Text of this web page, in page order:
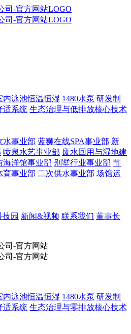
内泳池恒温恒湿 1480水泵 研发制
适系统 生态治理与低排放核心技术
水事业部 蓝狮在线SPA事业部 新
喷泉水艺事业部 废水回用与湿地建
海洋馆事业部 别墅行业事业部 节
育事业部 二次供水事业部 场馆运
技园 新闻&视频 联系我们 董事长
内泳池恒温恒湿 1480水泵 研发制
适系统 生态治理与零排放核心技术